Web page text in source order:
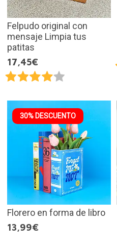
Felpudo original con
mensaje Limpia tus
patitas
17,45€
30% DESCUENTO
Florero en forma de libro
13,99€